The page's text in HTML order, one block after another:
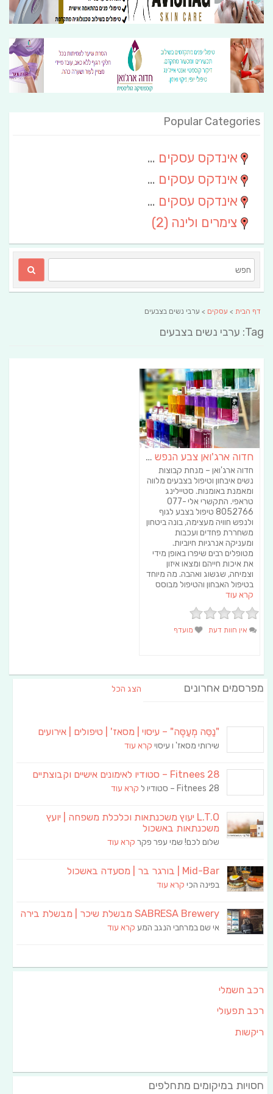
Popular Categories
אינדקס עסקים מרחבי
אינדקס עסקים חבל שלום
אינדקס עסקים ארצי
צימרים ולינה (2)
דף הבית > עסקים > ערבי נשים בצבעים
Tag: ערבי נשים בצבעים
חדוה ארג'ואן צבע הנפש | אבחון וטיפול בצבע האורה סומא | אימון טיפולי באומנות
חדוה ארג'ואן – מנחת קבוצות
נשים איבחון וטיפול בצבעים מלווה
ומאמנת באומנות. סטיילינג
טראפי. התקשרי אלי 077-
8052766 טיפול בצבע לגוף
ולנפש חוויה מעצימה, בונה ביטחון
משחררת פחדים ועכבות
ומעניקה אנרגיות חיוביות.
מטופלים רבים שיפרו באופן מידי
את איכות חייהם ומצאו איזון
וצמיחה, שגשוג ואהבה. מה מיוחד
בטיפול האבחון והטיפול מבוסס
קרא עוד
אין חוות דעת מועדף
מפרסמים אחרונים הצג הכל
"נַסֵּה מְעַסֶּה" – עיסוי | מסאז' | טיפולים | אירועים
שירותי מסאז' ו עיסוי קרא עוד
Fitnees 28 – סטודיו לאימונים אישיים וקבוצתיים
Fitnees 28 – סטודיו ל קרא עוד
L.T.O יעוץ משכנתאות וכלכלת משפחה | יועץ
משכנתאות באשכול
שלום לכם! שמי עפר פקר קרא עוד
Mid-Bar | בורגר בר | מסעדה באשכול
בפינה הכי קרא עוד
SABRESA Brewery מבשלת שיכר | מבשלת בירה
אי שם במרחבי הנגב המע קרא עוד
רכב חשמלי
רכב תפעולי
ריקשות
חסויות במיקומים מתחלפים